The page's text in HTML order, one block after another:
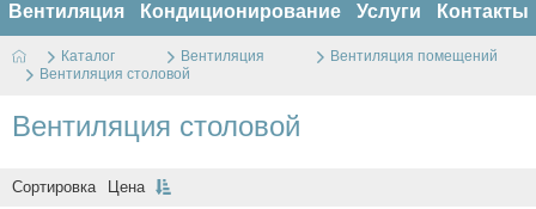
Вентиляция Кондиционирование Услуги Контакты
Каталог Вентиляция
Вентиляция помещений
Вентиляция столовой
Вентиляция столовой
Сортировка Цена